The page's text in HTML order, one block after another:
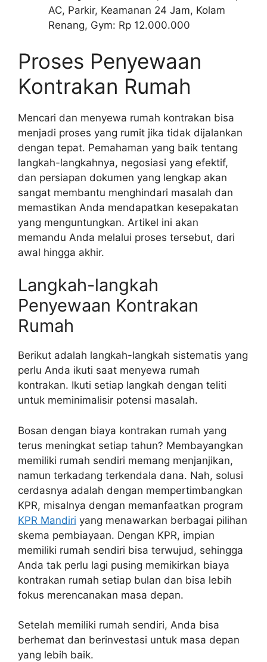
AC, Parkir, Keamanan 24 Jam, Kolam
Renang, Gym: Rp 12.000.000
Proses Penyewaan
Kontrakan Rumah
Mencari dan menyewa rumah kontrakan bisa
menjadi proses yang rumit jika tidak dijalankan
dengan tepat. Pemahaman yang baik tentang
langkah-langkahnya, negosiasi yang efektif,
dan persiapan dokumen yang lengkap akan
sangat membantu menghindari masalah dan
memastikan Anda mendapatkan kesepakatan
yang menguntungkan. Artikel ini akan
memandu Anda melalui proses tersebut, dari
awal hingga akhir.
Langkah-langkah
Penyewaan Kontrakan
Rumah
Berikut adalah langkah-langkah sistematis yang
perlu Anda ikuti saat menyewa rumah
kontrakan. Ikuti setiap langkah dengan teliti
untuk meminimalisir potensi masalah.
Bosan dengan biaya kontrakan rumah yang
terus meningkat setiap tahun? Membayangkan
memiliki rumah sendiri memang menjanjikan,
namun terkadang terkendala dana. Nah, solusi
cerdasnya adalah dengan mempertimbangkan
KPR, misalnya dengan memanfaatkan program
KPR Mandiri yang menawarkan berbagai pilihan
skema pembiayaan. Dengan KPR, impian
memiliki rumah sendiri bisa terwujud, sehingga
Anda tak perlu lagi pusing memikirkan biaya
kontrakan rumah setiap bulan dan bisa lebih
fokus merencanakan masa depan.
Setelah memiliki rumah sendiri, Anda bisa
berhemat dan berinvestasi untuk masa depan
yang lebih baik.